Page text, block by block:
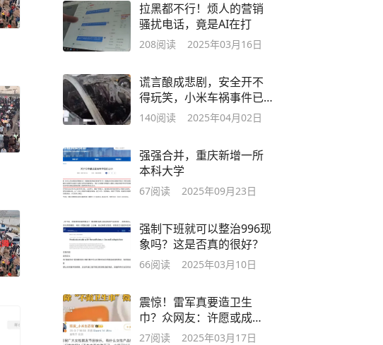
拉黑都不行！烦人的营销
骚扰电话，竟是AI在打
208阅读 2025年03月16日
谎言酿成悲剧，安全开不
得玩笑，小米车祸事件已
无法挽回
140阅读 2025年04月02日
强强合并，重庆新增一所
本科大学
67阅读 2025年09月23日
强制下班就可以整治996现
象吗？这是否真的很好？
66阅读 2025年03月10日
震惊！雷军真要造卫生
巾？众网友：许愿或成
真！
27阅读 2025年03月17日